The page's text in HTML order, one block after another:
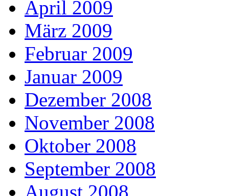
April 2009
März 2009
Februar 2009
Januar 2009
Dezember 2008
November 2008
Oktober 2008
September 2008